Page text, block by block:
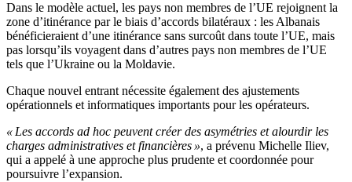
Dans le modèle actuel, les pays non membres de l’UE rejoignent la
zone d’itinérance par le biais d’accords bilatéraux : les Albanais
bénéficieraient d’une itinérance sans surcoût dans toute l’UE, mais
pas lorsqu’ils voyagent dans d’autres pays non membres de l’UE
tels que l’Ukraine ou la Moldavie.
Chaque nouvel entrant nécessite également des ajustements
opérationnels et informatiques importants pour les opérateurs.
« Les accords ad hoc peuvent créer des asymétries et alourdir les
charges administratives et financières », a prévenu Michelle Iliev,
qui a appelé à une approche plus prudente et coordonnée pour
poursuivre l’expansion.